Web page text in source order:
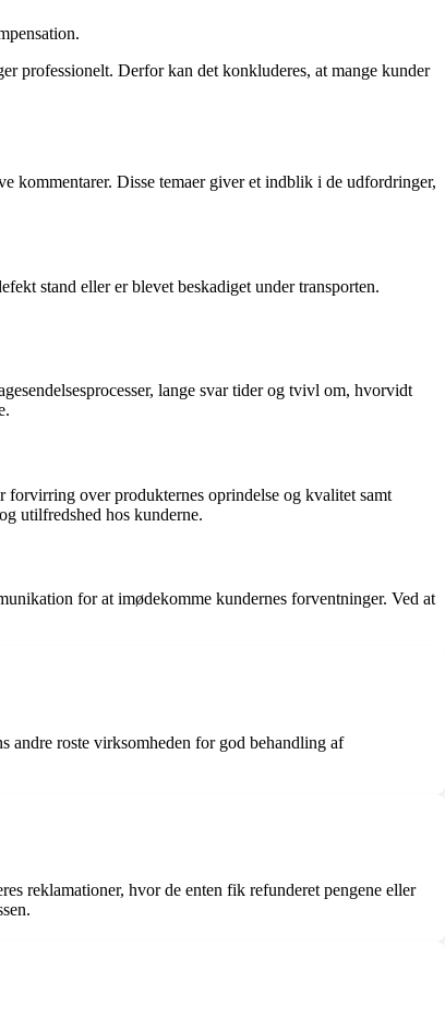
professionelt. Derfor kan det konkluderes, at mange kunder
kommentarer. Disse temaer giver et indblik i de udfordringer,
stand eller er blevet beskadiget under transporten.
lange svar tider og tvivl om, hvorvidt
over produkternes oprindelse og kvalitet samt
utilfredshed hos kunderne.
for at imødekomme kundernes forventninger. Ved at
andre roste virksomheden for god behandling af
reklamationer, hvor de enten fik refunderet pengene eller